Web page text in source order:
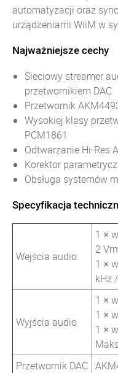
automatyzacji oraz
urządzeniami WiiM w
Najważniejsze cechy
Sieciowy streamer
przetwornikiem DAC
Przetwornik
Wysokiej klasy
PCM1861
Odtwarzanie Hi-Res
Korektor
Obsługa systemów
Specyfikacja
Wejścia audio
1 ×
2
1 ×
kHz
Wyjścia audio
1 ×
1 ×
1 ×
Przetwornik DAC